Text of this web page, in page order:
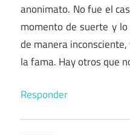
anonimato. No fue el
momento de suerte y
de manera
la fama. Hay otros que
Responder